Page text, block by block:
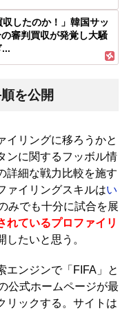
したのか！」韓国サッ
審判買収が発覚し大騒
...
を公開
イリングに移ろうかと
ンに関するフッボル情
詳細な戦力比較を施す
ァイリングスキルはい
みでも十分に試合を展
れているプロファイリ
たいと思う。
エンジンで「FIFA」と
公式ホームページが最
リックする。サイトは